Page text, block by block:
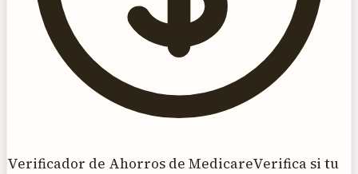
Verificador de Ahorros de MedicareVerifica si tu